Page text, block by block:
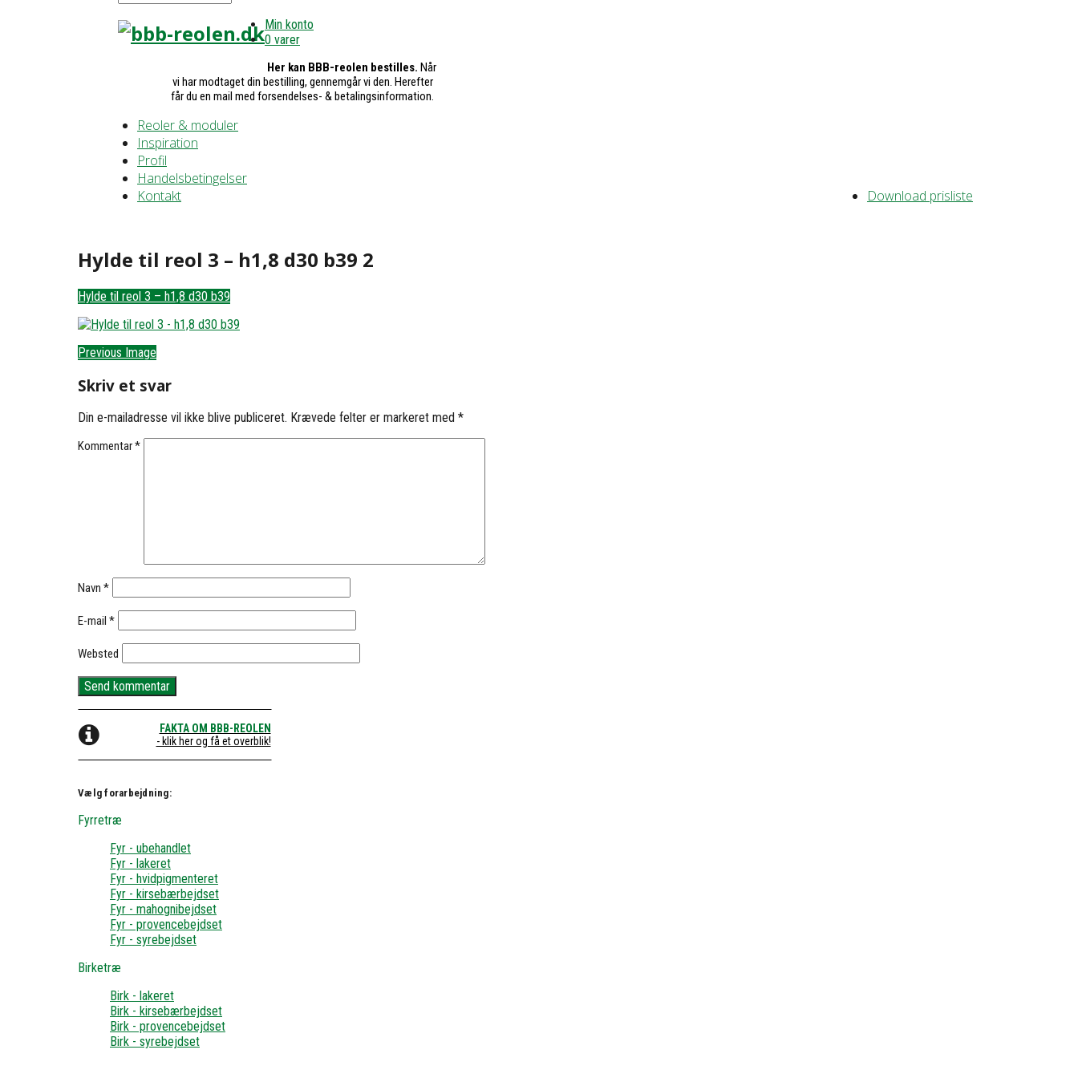
Min konto
0 varer
Her kan BBB-reolen bestilles. Når
vi har modtaget din bestilling, gennemgår vi den. Herefter
får du en mail med forsendelses- & betalingsinformation.
Reoler & moduler
Inspiration
Profil
Handelsbetingelser
Download prisliste
Kontakt
Hylde til reol 3 – h1,8 d30 b39 2
Hylde til reol 3 – h1,8 d30 b39
Previous Image
Skriv et svar
Din e-mailadresse vil ikke blive publiceret. Krævede felter er markeret med *
Kommentar*
Navn *
E-mail *
Websted
FAKTA OM BBB-REOLEN
- klik her og få et overblik!
Vælg forarbejdning:
Fyrretræ
Fyr - ubehandlet
Fyr - lakeret
Fyr - hvidpigmenteret
Fyr - kirsebærbejdset
Fyr - mahognibejdset
Fyr - provencebejdset
Fyr - syrebejdset
Birketræ
Birk - lakeret
Birk - kirsebærbejdset
Birk - provencebejdset
Birk - syrebejdset